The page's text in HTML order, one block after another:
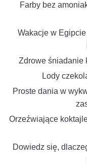
Farby bez
Wakacje w
Zdrowe śniadanie
Lody
Proste dania w
Orzeźwiające
Dowiedz się,